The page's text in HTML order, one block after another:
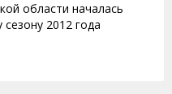
области началась
2012 года